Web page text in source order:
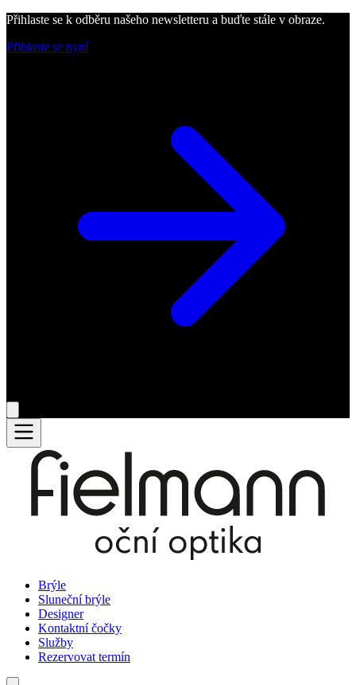
Přihlaste se k odběru našeho newsletteru a buďte stále v obraze.
Přihlaste se nyní
Brýle
Sluneční brýle
Designer
Kontaktní čočky
Služby
Rezervovat termín